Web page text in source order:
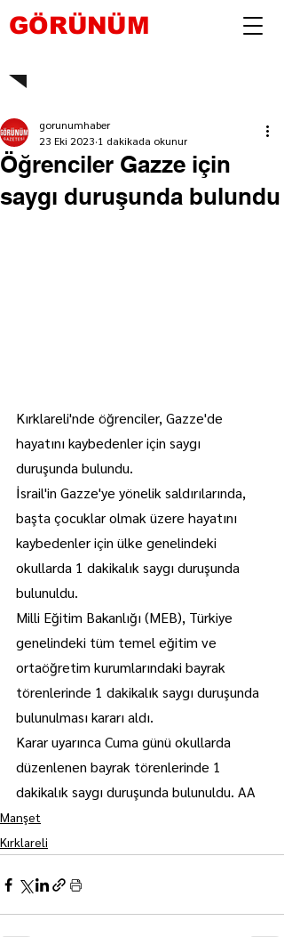
GÖRÜNÜM
Öğrenciler Gazze için
saygı duruşunda bulundu
gorunumhaber
23 Eki 2023 1 dakikada okunur
Kırklareli'nde öğrenciler, Gazze'de
hayatını kaybedenler için saygı
duruşunda bulundu.
İsrail'in Gazze'ye yönelik saldırılarında,
başta çocuklar olmak üzere hayatını
kaybedenler için ülke genelindeki
okullarda 1 dakikalık saygı duruşunda
bulunuldu.
Milli Eğitim Bakanlığı (MEB), Türkiye
genelindeki tüm temel eğitim ve
ortaöğretim kurumlarındaki bayrak
törenlerinde 1 dakikalık saygı duruşunda
bulunulması kararı aldı.
Karar uyarınca Cuma günü okullarda
düzenlenen bayrak törenlerinde 1
dakikalık saygı duruşunda bulunuldu. AA
Manşet
Kırklareli